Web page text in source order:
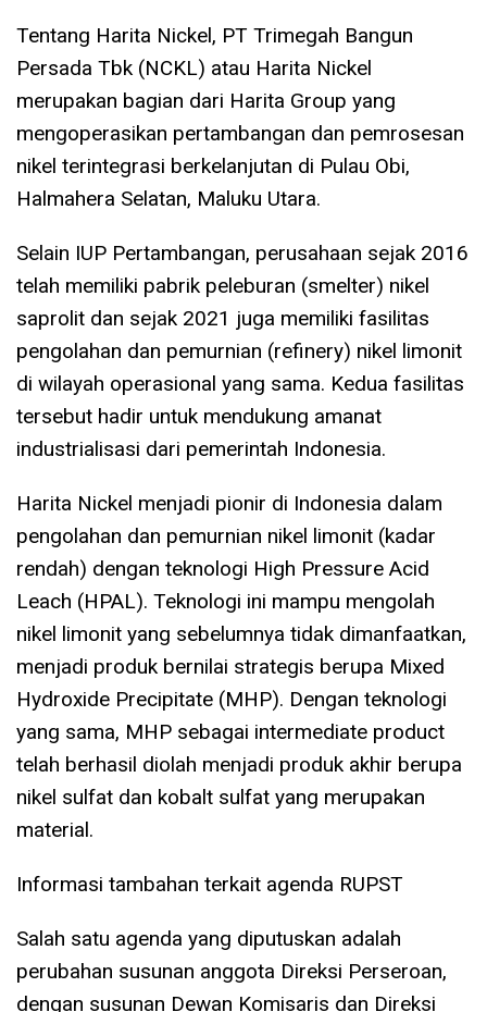
Tentang Harita Nickel, PT Trimegah Bangun
Persada Tbk (NCKL) atau Harita Nickel
merupakan bagian dari Harita Group yang
mengoperasikan pertambangan dan pemrosesan
nikel terintegrasi berkelanjutan di Pulau Obi,
Halmahera Selatan, Maluku Utara.
Selain IUP Pertambangan, perusahaan sejak 2016
telah memiliki pabrik peleburan (smelter) nikel
saprolit dan sejak 2021 juga memiliki fasilitas
pengolahan dan pemurnian (refinery) nikel limonit
di wilayah operasional yang sama. Kedua fasilitas
tersebut hadir untuk mendukung amanat
industrialisasi dari pemerintah Indonesia.
Harita Nickel menjadi pionir di Indonesia dalam
pengolahan dan pemurnian nikel limonit (kadar
rendah) dengan teknologi High Pressure Acid
Leach (HPAL). Teknologi ini mampu mengolah
nikel limonit yang sebelumnya tidak dimanfaatkan,
menjadi produk bernilai strategis berupa Mixed
Hydroxide Precipitate (MHP). Dengan teknologi
yang sama, MHP sebagai intermediate product
telah berhasil diolah menjadi produk akhir berupa
nikel sulfat dan kobalt sulfat yang merupakan
material.
Informasi tambahan terkait agenda RUPST
Salah satu agenda yang diputuskan adalah
perubahan susunan anggota Direksi Perseroan,
dengan susunan Dewan Komisaris dan Direksi